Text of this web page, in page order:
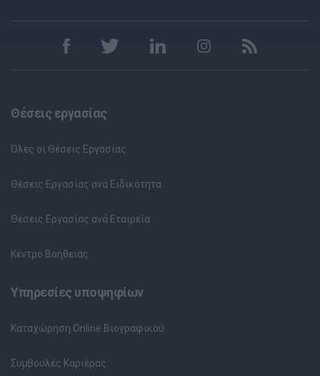
Θέσεις εργασίας
Όλες οι Θέσεις Εργασίας
Θέσεις Εργασίας ανά Ειδικότητα
Θέσεις Εργασίας ανά Εταιρεία
Κέντρο Βοήθειας
Υπηρεσίες υποψηφίων
Καταχώρηση Online Βιογραφικού
Συμβουλές Καριέρας